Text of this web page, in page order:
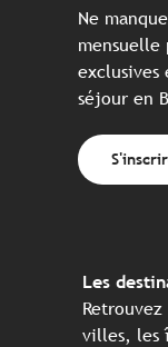
Ne
séjour en
Les
villes, les